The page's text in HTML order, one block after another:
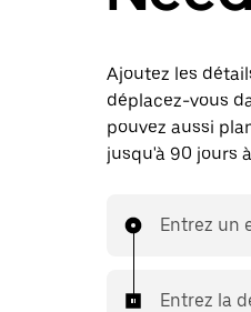
Ajoutez les
déplacez-vous
pouvez aussi
jusqu'à 90 jours
Entrez un
Entrez la